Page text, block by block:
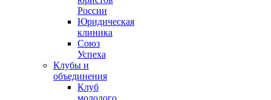
России
Юридическая
клиника
Союз
Успеха
Клубы и
объединения
Клуб
молодого